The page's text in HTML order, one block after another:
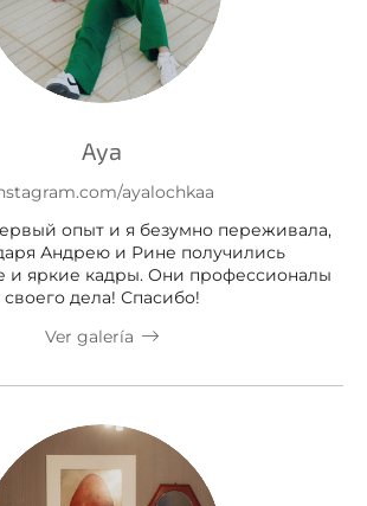
Aya
ayalochkaa
опыт и я безумно переживала,
Андрею и Рине получились
и яркие кадры. Они профессионалы
своего дела! Спасибо!
Ver galería